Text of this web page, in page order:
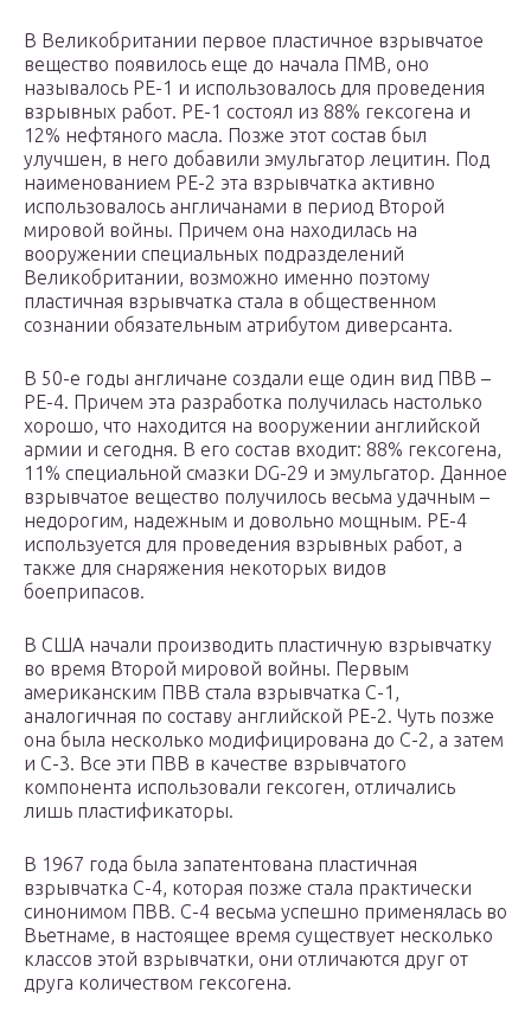
В Великобритании первое пластичное взрывчатое
вещество появилось еще до начала ПМВ, оно
называлось PE-1 и использовалось для проведения
взрывных работ. РЕ-1 состоял из 88% гексогена и
12% нефтяного масла. Позже этот состав был
улучшен, в него добавили эмульгатор лецитин. Под
наименованием РЕ-2 эта взрывчатка активно
использовалось англичанами в период Второй
мировой войны. Причем она находилась на
вооружении специальных подразделений
Великобритании, возможно именно поэтому
пластичная взрывчатка стала в общественном
сознании обязательным атрибутом диверсанта.
В 50-е годы англичане создали еще один вид ПВВ –
РЕ-4. Причем эта разработка получилась настолько
хорошо, что находится на вооружении английской
армии и сегодня. В его состав входит: 88% гексогена,
11% специальной смазки DG-29 и эмульгатор. Данное
взрывчатое вещество получилось весьма удачным –
недорогим, надежным и довольно мощным. РЕ-4
используется для проведения взрывных работ, а
также для снаряжения некоторых видов
боеприпасов.
В США начали производить пластичную взрывчатку
во время Второй мировой войны. Первым
американским ПВВ стала взрывчатка С-1,
аналогичная по составу английской РЕ-2. Чуть позже
она была несколько модифицирована до С-2, а затем
и С-3. Все эти ПВВ в качестве взрывчатого
компонента использовали гексоген, отличались
лишь пластификаторы.
В 1967 года была запатентована пластичная
взрывчатка С-4, которая позже стала практически
синонимом ПВВ. С-4 весьма успешно применялась во
Вьетнаме, в настоящее время существует несколько
классов этой взрывчатки, они отличаются друг от
друга количеством гексогена.